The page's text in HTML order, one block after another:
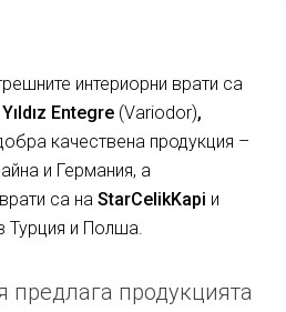
интериорни врати са
Entegre (Variodor),
качествена продукция –
и Германия, а
са на StarCelikKapi и
Турция и Полша.
предлага продукцията